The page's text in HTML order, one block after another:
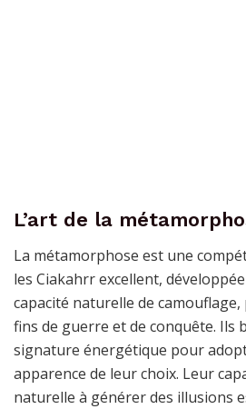
L’art de la
La métamorphose est une
les Ciakahrr excellent,
capacité naturelle de
fins de guerre et de conquête. Ils
signature énergétique pour
apparence de leur choix. Leur
naturelle à générer des illusions